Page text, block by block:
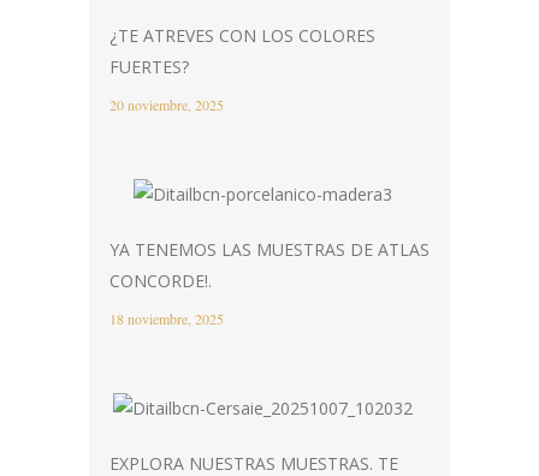
¿TE ATREVES CON LOS COLORES
FUERTES?
20 noviembre, 2025
YA TENEMOS LAS MUESTRAS DE ATLAS
CONCORDE!.
18 noviembre, 2025
EXPLORA NUESTRAS MUESTRAS. TE